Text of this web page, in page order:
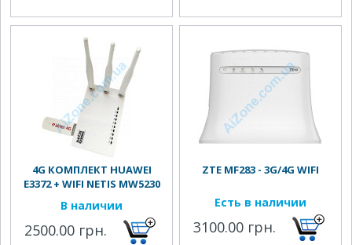
4G КОМПЛЕКТ HUAWEI
E3372 + WIFI NETIS MW5230
В наличии
2500.00 грн.
ZTE MF283 - 3G/4G WIFI
Есть в наличии
3100.00 грн.